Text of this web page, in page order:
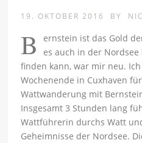
19. OKTOBER 2016 BY
B
ernstein ist das Gold
es auch in der
finden kann, war mir neu.
Wochenende in Cuxhaven
Wattwanderung mit
Insgesamt 3 Stunden lang
Wattführerin durchs Watt
Geheimnisse der Nordsee.